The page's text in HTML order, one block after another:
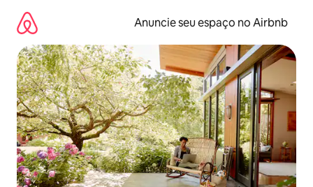
para
conteúdo
Anuncie seu espaço no Airbnb